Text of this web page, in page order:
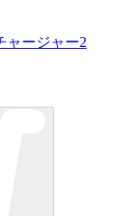
ャージャー2